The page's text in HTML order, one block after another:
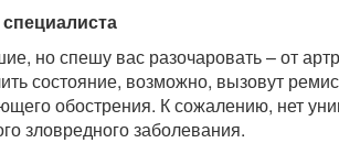
но спешу вас разочаровать – от
состояние, возможно, вызовут
обострения. К сожалению, нет
зловредного заболевания.